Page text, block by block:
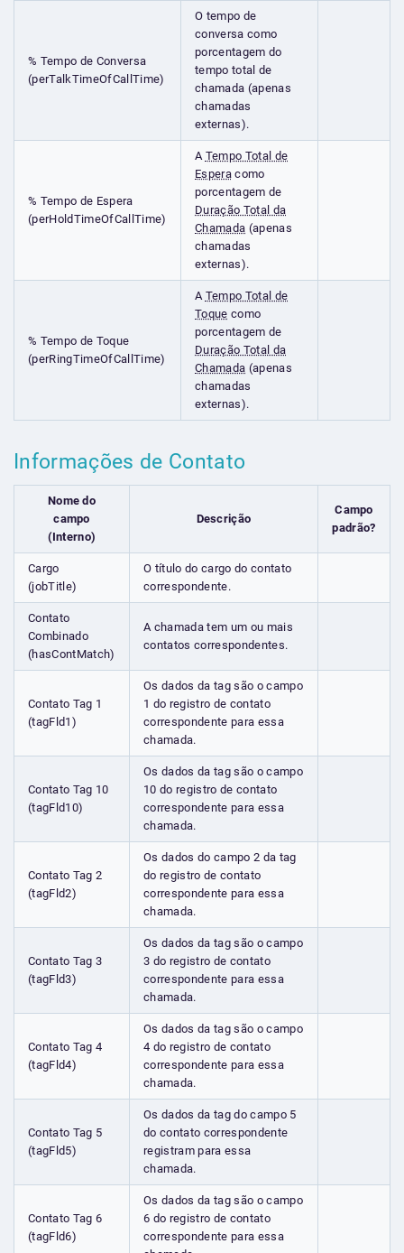
% Tempo de Conversa
(perTalkTimeOfCallTime)
O tempo de
conversa como
porcentagem do
tempo total de
chamada (apenas
chamadas
externas).
% Tempo de Espera
(perHoldTimeOfCallTime)
A Tempo Total de
Esperacomo
porcentagem de
Duração Total da
Chamada (apenas
chamadas
externas).
% Tempo de Toque
(perRingTimeOfCallTime)
A Tempo Total de
Toque como
porcentagem de
Duração Total da
Chamada (apenas
chamadas
externas).
Informações de Contato
Nome do
campo
(Interno)
Descrição
Campo
padrão?
Cargo
(jobTitle)
O título do cargo do contato
correspondente.
Contato
Combinado
(hasContMatch)
A chamada tem um ou mais
contatos correspondentes.
Contato Tag 1
(tagFld1)
Os dados da tag são o campo
1 do registro de contato
correspondente para essa
chamada.
Contato Tag 10
(tagFld10)
Os dados da tag são o campo
10 do registro de contato
correspondente para essa
chamada.
Contato Tag 2
(tagFld2)
Os dados do campo 2 da tag
do registro de contato
correspondente para essa
chamada.
Contato Tag 3
(tagFld3)
Os dados da tag são o campo
3 do registro de contato
correspondente para essa
chamada.
Contato Tag 4
(tagFld4)
Os dados da tag são o campo
4 do registro de contato
correspondente para essa
chamada.
Contato Tag 5
(tagFld5)
Os dados da tag do campo 5
do contato correspondente
registram para essa
chamada.
Contato Tag 6
(tagFld6)
Os dados da tag são o campo
6 do registro de contato
correspondente para essa